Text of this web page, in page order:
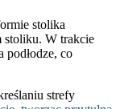
stolika
stoliku. W trakcie
podłodze, co
strefy